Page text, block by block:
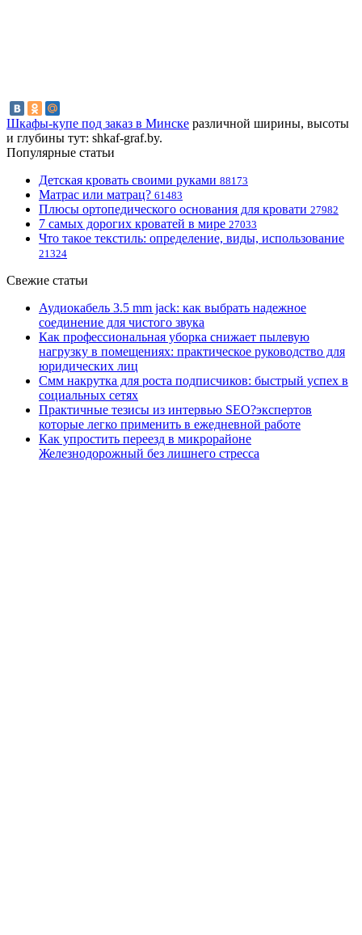
Шкафы-купе под заказ в Минске различной ширины, высоты
и глубины тут: shkaf-graf.by.
Популярные статьи
Детская кровать своими руками 88173
Матрас или матрац? 61483
Плюсы ортопедического основания для кровати 27982
7 самых дорогих кроватей в мире 27033
Что такое текстиль: определение, виды, использование
21324
Свежие статьи
Аудиокабель 3.5 mm jack: как выбрать надежное
соединение для чистого звука
Как профессиональная уборка снижает пылевую
нагрузку в помещениях: практическое руководство для
юридических лиц
Смм накрутка для роста подписчиков: быстрый успех в
социальных сетях
Практичные тезисы из интервью SEO?экспертов
которые легко применить в ежедневной работе
Как упростить переезд в микрорайоне
Железнодорожный без лишнего стресса